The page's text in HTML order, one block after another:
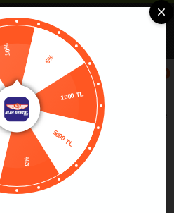
0
Kök & Kanal İrrigasyon İğneleri
5%
1000 TL
5000 TL